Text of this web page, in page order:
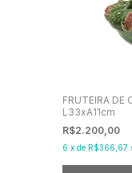
FRUTEIRA DE
L33xA11cm
R$2.200,00
6 xde R$366,67